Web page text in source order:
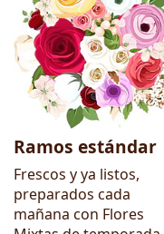
Ramos estándar
Frescos y ya listos,
preparados cada
mañana con Flores